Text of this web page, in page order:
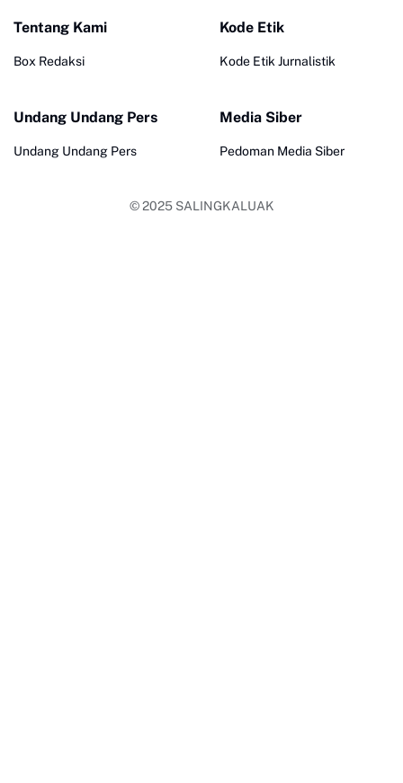
Tentang Kami
Box Redaksi
Kode Etik
Kode Etik Jurnalistik
Undang Undang Pers
Undang Undang Pers
Media Siber
Pedoman Media Siber
© 2025 SALINGKALUAK